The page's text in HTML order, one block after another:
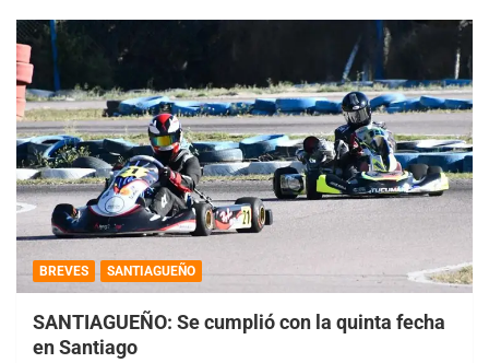
BREVES SANTIAGUEÑO
SANTIAGUEÑO: Se cumplió con la quinta fecha
en Santiago